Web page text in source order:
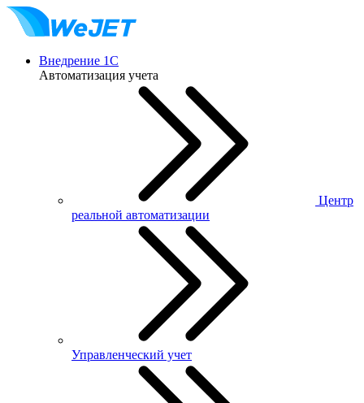
Внедрение 1С
Автоматизация учета
Центр
реальной автоматизации
Управленческий учет